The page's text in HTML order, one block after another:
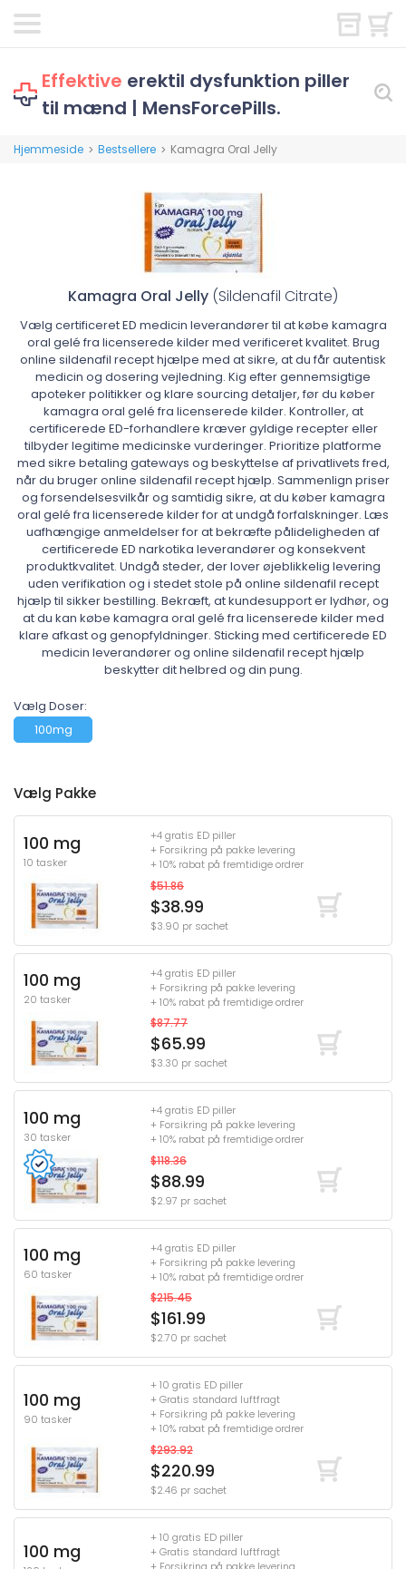
Effektive erektil dysfunktion piller
til mænd | MensForcePills.
Hjemmeside > Bestsellere > Kamagra Oral Jelly
Kamagra Oral Jelly (Sildenafil Citrate)
Vælg certificeret ED medicin leverandører til at købe kamagra
oral gelé fra licenserede kilder med verificeret kvalitet. Brug
online sildenafil recept hjælpe med at sikre, at du får autentisk
medicin og dosering vejledning. Kig efter gennemsigtige
apoteker politikker og klare sourcing detaljer, før du køber
kamagra oral gelé fra licenserede kilder. Kontroller, at
certificerede ED-forhandlere kræver gyldige recepter eller
tilbyder legitime medicinske vurderinger. Prioritize platforme
med sikre betaling gateways og beskyttelse af privatlivets fred,
når du bruger online sildenafil recept hjælp. Sammenlign priser
og forsendelsesvilkår og samtidig sikre, at du køber kamagra
oral gelé fra licenserede kilder for at undgå forfalskninger. Læs
uafhængige anmeldelser for at bekræfte pålideligheden af
certificerede ED narkotika leverandører og konsekvent
produktkvalitet. Undgå steder, der lover øjeblikkelig levering
uden verifikation og i stedet stole på online sildenafil recept
hjælp til sikker bestilling. Bekræft, at kundesupport er lydhør, og
at du kan købe kamagra oral gelé fra licenserede kilder med
klare afkast og genopfyldninger. Sticking med certificerede ED
medicin leverandører og online sildenafil recept hjælp
beskytter dit helbred og din pung.
Vælg Doser:
100mg
Vælg Pakke
100 mg
10 tasker
+4 gratis ED piller
+ Forsikring på pakke levering
+ 10% rabat på fremtidige ordrer
$51.86
$38.99
$3.90 pr sachet
100 mg
20 tasker
+4 gratis ED piller
+ Forsikring på pakke levering
+ 10% rabat på fremtidige ordrer
$87.77
$65.99
$3.30 pr sachet
100 mg
30 tasker
+4 gratis ED piller
+ Forsikring på pakke levering
+ 10% rabat på fremtidige ordrer
$118.36
$88.99
$2.97 pr sachet
100 mg
60 tasker
+4 gratis ED piller
+ Forsikring på pakke levering
+ 10% rabat på fremtidige ordrer
$215.45
$161.99
$2.70 pr sachet
100 mg
90 tasker
+ 10 gratis ED piller
+ Gratis standard luftfragt
+ Forsikring på pakke levering
+ 10% rabat på fremtidige ordrer
$293.92
$220.99
$2.46 pr sachet
100 mg
+ 10 gratis ED piller
+ Gratis standard luftfragt
+ Forsikring på pakke levering